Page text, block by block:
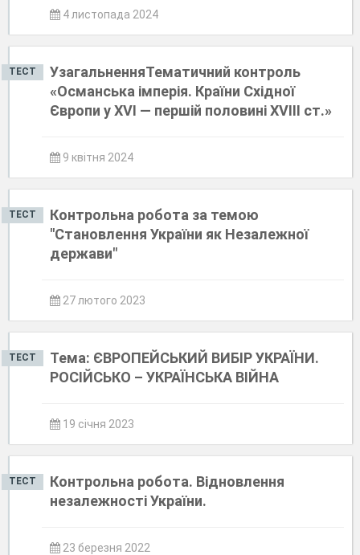
4 листопада 2024
ТЕСТ
УзагальненняТематичний контроль
«Османська імперія. Країни Східної
Європи у ХVІ — першій половині ХVІІІ ст.»
9 квітня 2024
ТЕСТ
Контрольна робота за темою
"Становлення України як Незалежної
держави"
27 лютого 2023
ТЕСТ
Тема: ЄВРОПЕЙСЬКИЙ ВИБІР УКРАЇНИ.
РОСІЙСЬКО – УКРАЇНСЬКА ВІЙНА
19 січня 2023
ТЕСТ
Контрольна робота. Відновлення
незалежності України.
23 березня 2022